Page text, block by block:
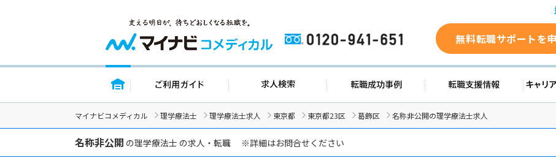
0120-941-651 無料転職サポートを
トップページ ご利用ガイド 求人検索 転職成功事例 転職支
マイナビコメディカル 理学療法士 理学療法士求人 東京都 東京都23区 葛飾区 名称非公開の理学療法士求人
名称非公開 の理学療法士 の求人・転職 ※詳細はお問合せください